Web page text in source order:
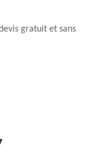
gratuit et sans